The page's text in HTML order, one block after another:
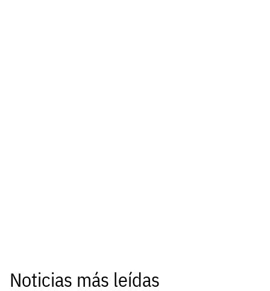
Noticias más leídas